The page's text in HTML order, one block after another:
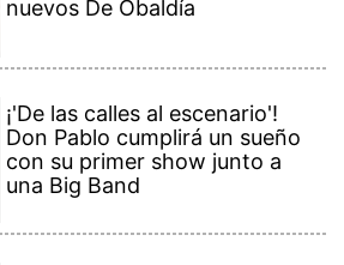
nuevos De Obaldía
¡'De las calles al escenario'!
Don Pablo cumplirá un sueño
con su primer show junto a
una Big Band